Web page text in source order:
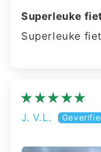
Superleuke
Superleuke
J. V.L.